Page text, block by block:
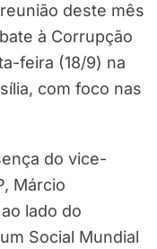
deste mês
à Corrupção
feira (18/9) na
com foco nas
do vice-
Márcio
lado do
Social Mundial